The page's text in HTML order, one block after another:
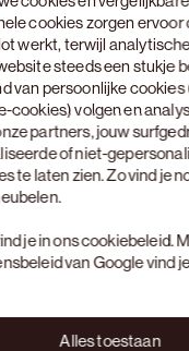
cookies zorgen ervoor
werkt, terwijl
steeds een stukje
van persoonlijke
cookies) volgen en
partners, jouw
of niet-
te laten zien. Zo vind je
je in onscookiebeleid.
van Google vind
Alles toestaan
met donker hout
uit wol zijn tot 6
Levering